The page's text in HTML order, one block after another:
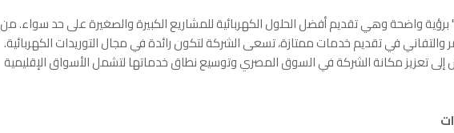
برؤية واضحة وهي تقديم أفضل الحلول الكهربائية للمشاريع الكبيرة والصغيرة على حد سواء. من
والتفاني في تقديم خدمات ممتازة، تسعى الشركة لتكون رائدة في مجال التوريدات الكهربائية.
تعزيز مكانة الشركة في السوق المصري وتوسيع نطاق خدماتها لتشمل الأسواق الإقليمية